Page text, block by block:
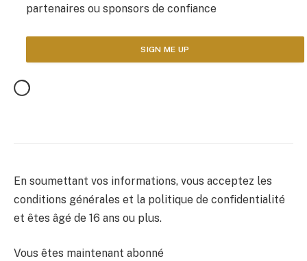
partenaires ou sponsors de confiance
En soumettant vos informations, vous acceptez les
conditions générales et la politique de confidentialité
et êtes âgé de 16 ans ou plus.
Vous êtes maintenant abonné